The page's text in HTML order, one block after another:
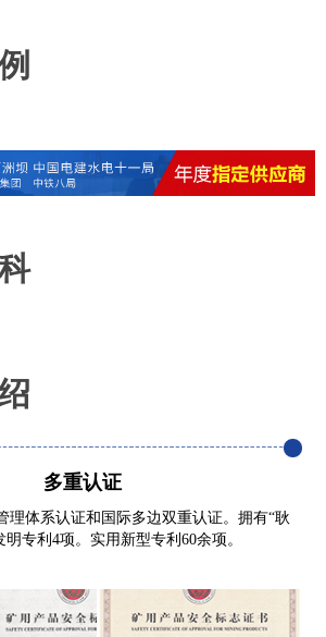
多重认证
理体系认证和国际多边双重认证。拥有“耿
专利4项。实用新型专利60余项。